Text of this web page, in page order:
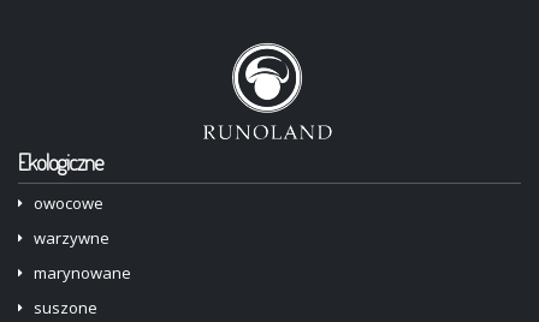
Ekologiczne
owocowe
warzywne
marynowane
suszone